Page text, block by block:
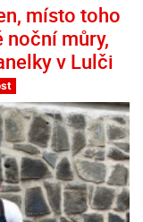
místo toho
noční můry,
v Lulči